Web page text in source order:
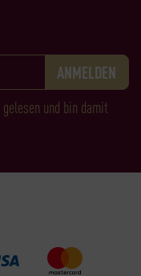
gelesen und bin damit